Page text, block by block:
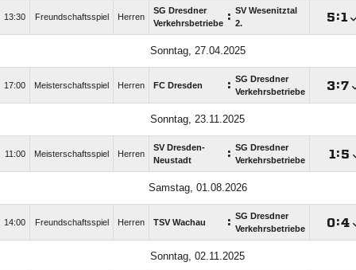
13:30 Freundschaftsspiel Herren
SG Dresdner
Verkehrsbetriebe : SV Wesenitztal
2.
:
Sonntag, 27.04.2025
17:00 Meisterschaftsspiel Herren FC Dresden : SG Dresdner
Verkehrsbetriebe
:
Sonntag, 23.11.2025
11:00 Meisterschaftsspiel Herren
SV Dresden-
Neustadt
: SG Dresdner
Verkehrsbetriebe
:
Samstag, 01.08.2026
14:00 Freundschaftsspiel Herren TSV Wachau : SG Dresdner
Verkehrsbetriebe
:
Sonntag, 02.11.2025